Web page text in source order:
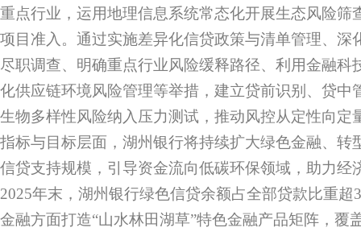
重点行业，运用地理信息系统常态化开展生态风险筛
项目准入。通过实施差异化信贷政策与清单管理、深
尽职调查、明确重点行业风险缓释路径、利用金融科
化供应链环境风险管理等举措，建立贷前识别、贷中
生物多样性风险纳入压力测试，推动风控从定性向定
指标与目标层面，湖州银行将持续扩大绿色金融、转
信贷支持规模，引导资金流向低碳环保领域，助力经
2025年末，湖州银行绿色信贷余额占全部贷款比重超
金融方面打造“山水林田湖草”特色金融产品矩阵，覆